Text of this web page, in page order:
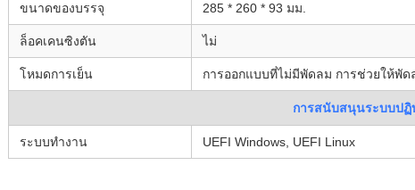
ขนาดของบรรจุ 285 * 260 * 93 มม.
ล็อคเคนซิงตัน ไม่
โหมดการเย็น การออกแบบที่ไม่มีพัดลม การช่วยให้พัด
การสนับสนุนระบบปฏิ
ระบบทํางาน UEFI Windows, UEFI Linux